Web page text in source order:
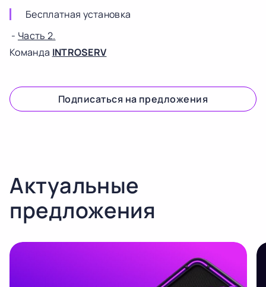
Бесплатная установка
- Часть 2.
Команда INTROSERV
Подписаться на предложения
Актуальные
предложения